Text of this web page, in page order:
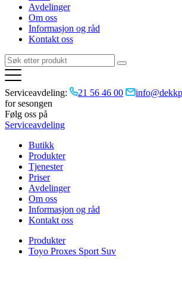
Avdelinger
Om oss
Informasjon og råd
Kontakt oss
Serviceavdeling: 21 56 46 00
for sesongen
Følg oss på
Serviceavdeling
Butikk
Produkter
Tjenester
Priser
Avdelinger
Om oss
Informasjon og råd
Kontakt oss
Produkter
Toyo Proxes Sport Suv